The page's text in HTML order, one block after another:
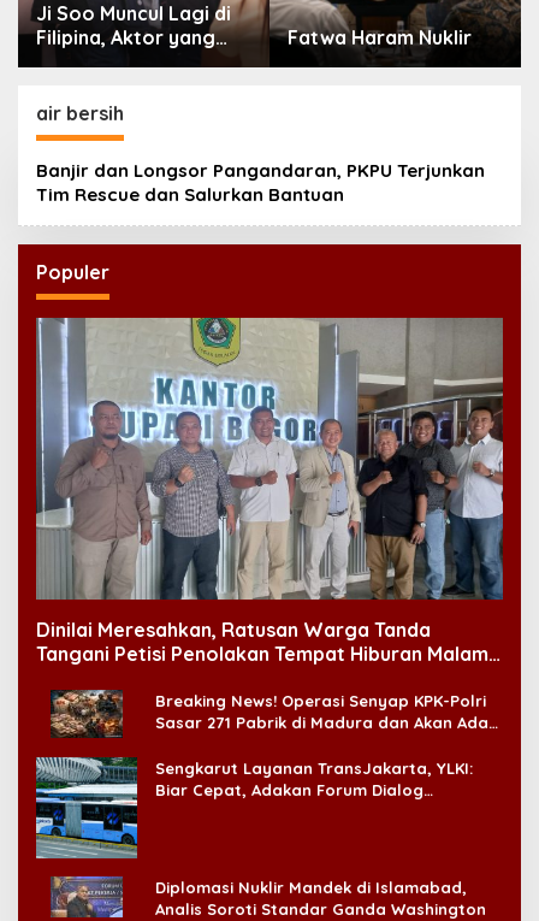
Ji Soo Muncul Lagi di
Filipina, Aktor yang
Hilang dari Korea Kini
Fatwa Haram Nuklir
air bersih
Banjir dan Longsor Pangandaran, PKPU Terjunkan
Tim Rescue dan Salurkan Bantuan
Populer
Dinilai Meresahkan, Ratusan Warga Tanda
Tangani Petisi Penolakan Tempat Hiburan Malam
Breaking News! Operasi Senyap KPK-Polri
Sasar 271 Pabrik di Madura dan Akan Ada
Sengkarut Layanan TransJakarta, YLKI:
Biar Cepat, Adakan Forum Dialog
Diplomasi Nuklir Mandek di Islamabad,
Analis Soroti Standar Ganda Washington